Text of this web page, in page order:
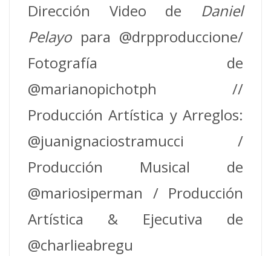
Dirección Video de Daniel
Pelayopara @drpproduccione/
Fotografía de
@marianopichotph //
Producción Artística y Arreglos:
@juanignaciostramucci /
Producción Musical de
@mariosiperman / Producción
Artística & Ejecutiva de
@charlieabregu